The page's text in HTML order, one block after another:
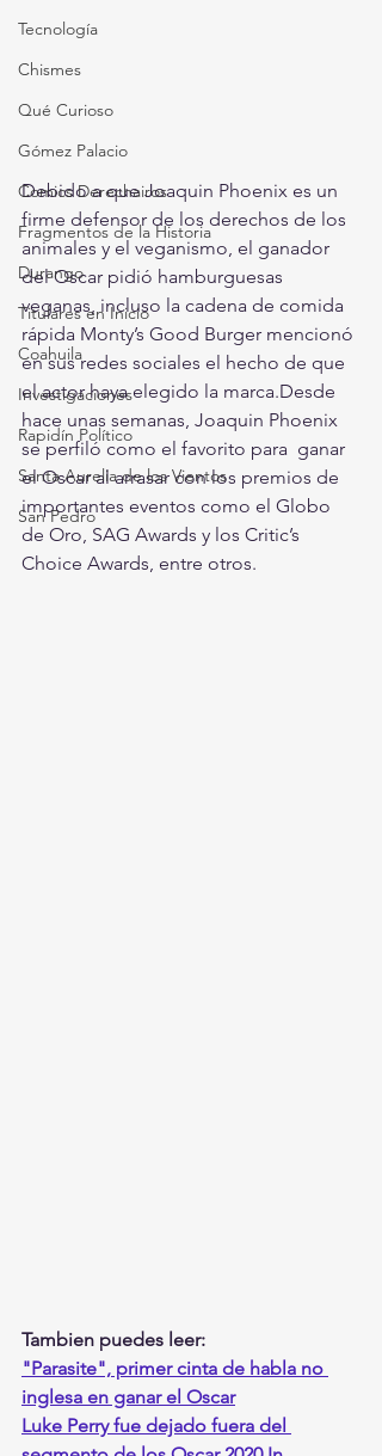
Tecnología
Chismes
Qué Curioso
Gómez Palacio
Comics Derechairos
Fragmentos de la Historia
Durango
Titulares en Inicio
Coahuila
Investigaciones
Rapidín Político
Santa Aurelia de los Vientos
San Pedro
Debido a que Joaquin Phoenix es un
firme defensor de los derechos de los
animales y el veganismo, el ganador
del Oscar pidió hamburguesas
veganas, incluso la cadena de comida
rápida Monty’s Good Burger mencionó
en sus redes sociales el hecho de que
el actor haya elegido la marca.​Desde
hace unas semanas, Joaquin Phoenix
se perfiló como el favorito para  ganar
el Oscar al arrasar con los premios de
importantes eventos como el Globo
de Oro, SAG Awards y los Critic’s
Choice Awards, entre otros.
Tambien puedes leer:
"Parasite", primer cinta de habla no
inglesa en ganar el Oscar
Luke Perry fue dejado fuera del